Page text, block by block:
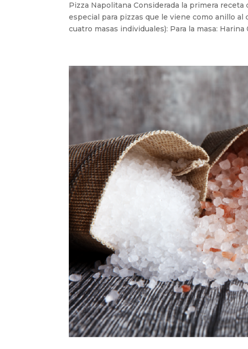
Pizza Napolitana Considerada la primera receta
especial para pizzas que le viene como anillo
cuatro masas individuales): Para la masa: Harina